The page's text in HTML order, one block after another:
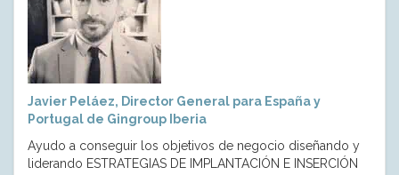
Javier Peláez, Director General para España y
Portugal de Gingroup Iberia
Ayudo a conseguir los objetivos de negocio diseñando y
liderando ESTRATEGIAS DE IMPLANTACIÓN E INSERCIÓN